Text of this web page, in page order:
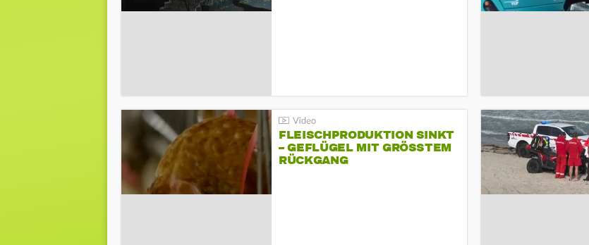
FLEISCHPRODUKTION SINKT
– GEFLÜGEL MIT GRÖSSTEM R
ÜCKGANG